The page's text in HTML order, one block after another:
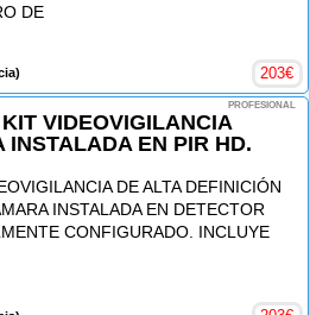
DE
203€
PROFESIONAL
VIDEOVIGILANCIA
INSTALADA EN PIR HD.
DE ALTA DEFINICIÓN
INSTALADA EN DETECTOR
CONFIGURADO. INCLUYE